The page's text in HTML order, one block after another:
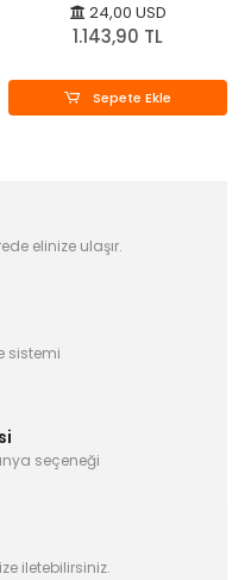
24,00 USD
1.143,90 TL
Sepete Ekle
elinize ulaşır.
sistemi
seçeneği
iletebilirsiniz.